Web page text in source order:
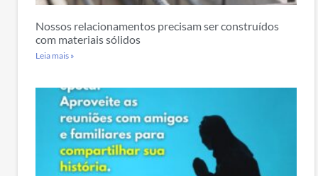
Nossos relacionamentos precisam ser construídos
com materiais sólidos
Leia mais »